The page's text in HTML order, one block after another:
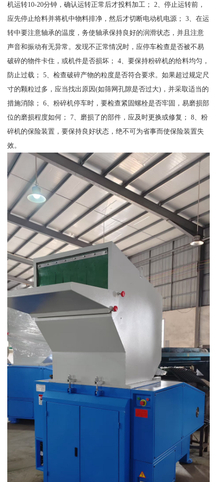
机运转10-20分钟，确认运转正常后才投料加工； 2、停止运转前，
应先停止给料并将机中物料排净，然后才切断电动机电源； 3、在运
转中要注意轴承的温度，务使轴承保持良好的润滑状态，并且注意
声音和振动有无异常。发现不正常情况时，应停车检查是否被不易
破碎的物件卡住，或机件是否损坏； 4、要保持粉碎机的给料均匀，
防止过载； 5、检查破碎产物的粒度是否符合要求。如果超过规定尺
寸的颗粒过多，应当找出原因(如筛网孔隙是否过大)，并采取适当的
措施消除； 6、粉碎机停车时，要检查紧固螺栓是否牢固，易磨损部
位的磨损程度如何； 7、磨损了的部件，应及时更换或修复； 8、粉
碎机的保险装置，要保持良好状态，绝不可为省事而使保险装置失
效。